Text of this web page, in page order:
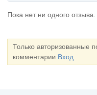
Пока нет ни одного
Только авторизованные
комментарии Вход